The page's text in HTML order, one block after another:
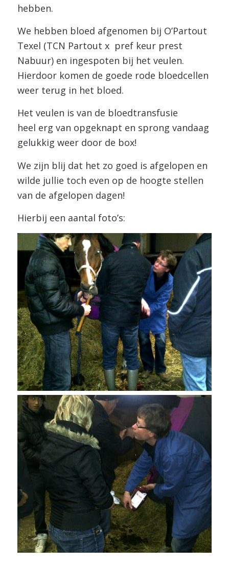
hebben.
We hebben bloed afgenomen bij O’Partout
Texel (TCN Partout x pref keur prest
Nabuur) en ingespoten bij het veulen.
Hierdoor komen de goede rode bloedcellen
weer terug in het bloed.
Het veulen is van de bloedtransfusie
heel erg van opgeknapt en sprong vandaag
gelukkig weer door de box!
We zijn blij dat het zo goed is afgelopen en
wilde jullie toch even op de hoogte stellen
van de afgelopen dagen!
Hierbij een aantal foto’s: